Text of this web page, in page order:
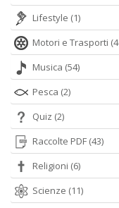
Lifestyle (1)
Motori e Trasporti
Musica (54)
Pesca (2)
Quiz (2)
Raccolte PDF (43)
Religioni (6)
Scienze (11)